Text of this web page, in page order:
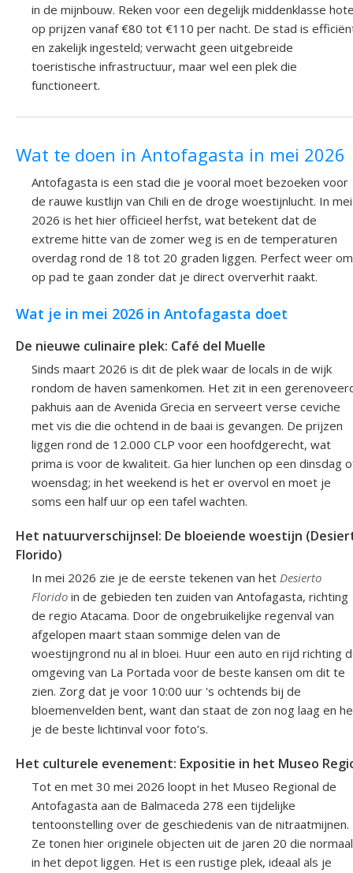
in de mijnbouw. Reken voor een degelijk middenklasse
op prijzen vanaf €80 tot €110 per nacht. De stad is
en zakelijk ingesteld; verwacht geen uitgebreide
toeristische infrastructuur, maar wel een plek die
functioneert.
Wat te doen in Antofagasta in mei 2026
Antofagasta is een stad die je vooral moet bezoeken voor
de rauwe kustlijn van Chili en de droge woestijnlucht. In mei
2026 is het hier officieel herfst, wat betekent dat de
extreme hitte van de zomer weg is en de temperaturen
overdag rond de 18 tot 20 graden liggen. Perfect weer om
op pad te gaan zonder dat je direct oververhit raakt.
Wat je in mei 2026 in Antofagasta doet
De nieuwe culinaire plek: Café del Muelle
Sinds maart 2026 is dit de plek waar de locals in de wijk
rondom de haven samenkomen. Het zit in een
pakhuis aan de Avenida Grecia en serveert verse ceviche
met vis die die ochtend in de baai is gevangen. De prijzen
liggen rond de 12.000 CLP voor een hoofdgerecht, wat
prima is voor de kwaliteit. Ga hier lunchen op een dinsdag
woensdag; in het weekend is het er overvol en moet je
soms een half uur op een tafel wachten.
Het natuurverschijnsel: De bloeiende woestijn
Florido)
In mei 2026 zie je de eerste tekenen van het Desierto
Florido in de gebieden ten zuiden van Antofagasta, richting
de regio Atacama. Door de ongebruikelijke regenval van
afgelopen maart staan sommige delen van de
woestijngrond nu al in bloei. Huur een auto en rijd richting
omgeving van La Portada voor de beste kansen om dit te
zien. Zorg dat je voor 10:00 uur 's ochtends bij de
bloemenvelden bent, want dan staat de zon nog laag en
je de beste lichtinval voor foto’s.
Het culturele evenement: Expositie in het Museo
Tot en met 30 mei 2026 loopt in het Museo Regional de
Antofagasta aan de Balmaceda 278 een tijdelijke
tentoonstelling over de geschiedenis van de nitraatmijnen.
Ze tonen hier originele objecten uit de jaren 20 die normaal
in het depot liggen. Het is een rustige plek, ideaal als je